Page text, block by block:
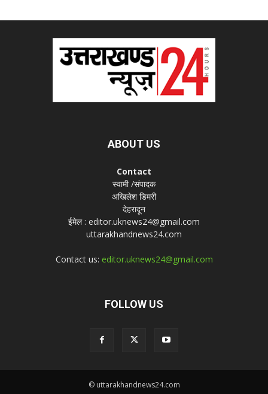
ABOUT US
Contact
स्वामी /संपादक
अखिलेश डिमरी
देहरादून
ईमेल : editor.uknews24@gmail.com
uttarakhandnews24.com
Contact us: editor.uknews24@gmail.com
FOLLOW US
© uttarakhandnews24.com